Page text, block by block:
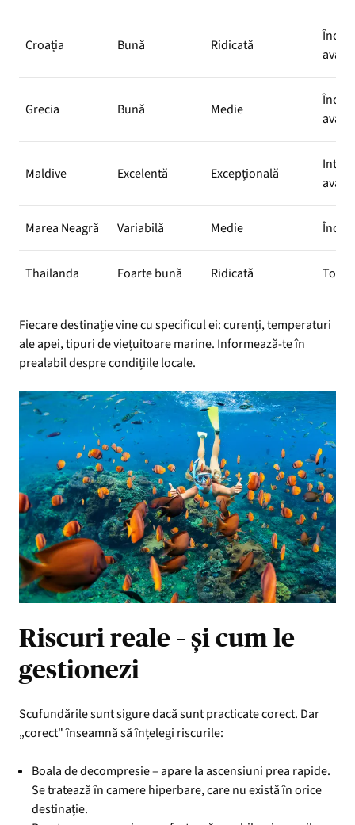
Croația Bună Ridicată
Grecia Bună Medie
Maldive Excelentă Excepțională
Marea Neagră Variabilă Medie
Thailanda Foarte bună Ridicată
Fiecare destinație vine cu specificul ei: curenți, temperaturi
ale apei, tipuri de viețuitoare marine. Informează-te în
prealabil despre condițiile locale.
Riscuri reale – și cum le
gestionezi
Scufundările sunt sigure dacă sunt practicate corect. Dar
„corect" înseamnă să înțelegi riscurile:
Boala de decompresie – apare la ascensiuni prea rapide.
Se tratează în camere hiperbare, care nu există în orice
destinație.